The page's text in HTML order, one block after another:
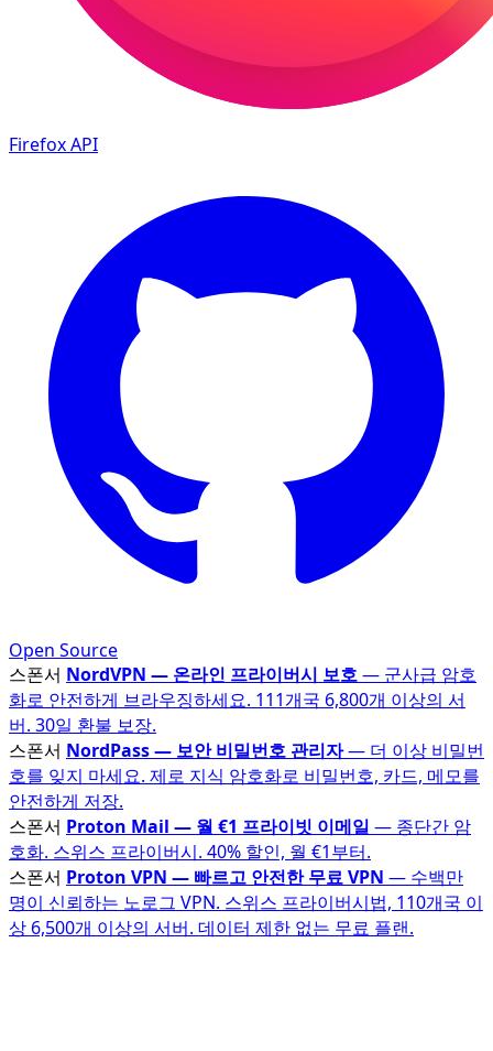
FirefoxAPI
Open Source
스폰서 NordVPN — 온라인 프라이버시 보호— 군사급 암호
화로 안전하게 브라우징하세요. 111개국 6,800개 이상의 서
버. 30일 환불 보장.
스폰서 NordPass — 보안 비밀번호 관리자— 더 이상 비밀번
호를 잊지 마세요. 제로 지식 암호화로 비밀번호, 카드, 메모를
안전하게 저장.
스폰서 Proton Mail — 월 €1 프라이빗 이메일 — 종단간 암
호화. 스위스 프라이버시. 40% 할인, 월 €1부터.
스폰서 Proton VPN — 빠르고 안전한 무료 VPN — 수백만
명이 신뢰하는 노로그 VPN. 스위스 프라이버시법, 110개국 이
상 6,500개 이상의 서버. 데이터 제한 없는 무료 플랜.